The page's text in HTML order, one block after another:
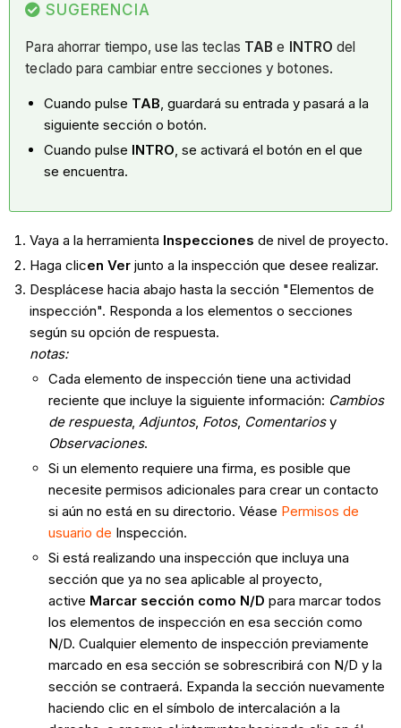
SUGERENCIA
Para ahorrar tiempo, use las teclas TAB e INTRO del
teclado para cambiar entre secciones y botones.
Cuando pulse TAB, guardará su entrada y pasará a la
siguiente sección o botón.
Cuando pulse INTRO, se activará el botón en el que
se encuentra.
Vaya a la herramienta Inspecciones de nivel de proyecto.
Haga clicen Verjunto a la inspección que desee realizar.
Desplácese hacia abajo hasta la sección "Elementos de
inspección". Responda a los elementos o secciones
según su opción de respuesta.
notas:
Cada elemento de inspección tiene una actividad
reciente que incluye la siguiente información: Cambios
de respuesta, Adjuntos, Fotos, Comentariosy
Observaciones.
Si un elemento requiere una firma, es posible que
necesite permisos adicionales para crear un contacto
si aún no está en su directorio. Véase Permisos de
usuario de Inspección.
Si está realizando una inspección que incluya una
sección que ya no sea aplicable al proyecto,
active Marcar sección como N/D para marcar todos
los elementos de inspección en esa sección como
N/D. Cualquier elemento de inspección previamente
marcado en esa sección se sobrescribirá con N/D y la
sección se contraerá. Expanda la sección nuevamente
haciendo clic en el símbolo de intercalación a la